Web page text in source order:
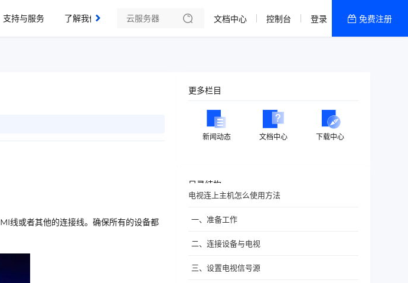
支持与服务
了解我们
文档中心 控制台 登录 免费注册
线或者其他的连接线。确保所有的设备都
更多栏目
新闻动态 文档中心 下载中心
目录结构
电视连上主机怎么使用方法
一、准备工作
二、连接设备与电视
三、设置电视信号源